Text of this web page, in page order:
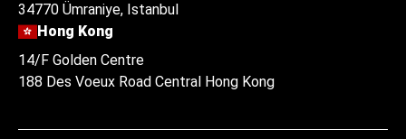
34770 Ümraniye, Istanbul
Hong Kong
14/F Golden Centre
188 Des Voeux Road Central Hong Kong